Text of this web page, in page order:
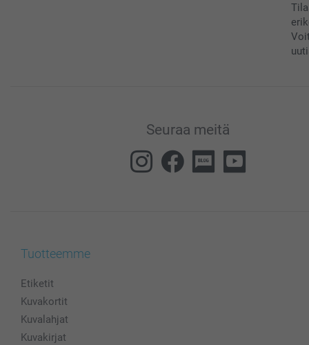
Seuraa meitä
Tuotteemme
Etiketit
Kuvakortit
Kuvalahjat
Kuvakirjat